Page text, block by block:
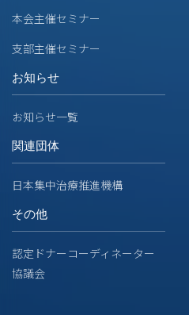
本会主催セミナー
支部主催セミナー
お知らせ
お知らせ一覧
関連団体
日本集中治療推進機構
その他
認定ドナーコーディネーター
協議会